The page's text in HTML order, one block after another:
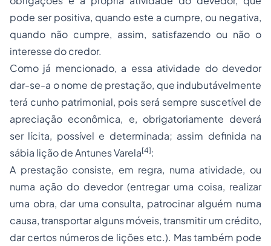
pode ser positiva, quando este a cumpre, ou negativa,
quando não cumpre, assim, satisfazendo ou não o
interesse do credor.
Como já mencionado, a essa atividade do devedor
dar-se-a o nome de prestação, que indubutávelmente
terá cunho patrimonial, pois será sempre suscetível de
apreciação econômica, e, obrigatoriamente deverá
ser lícita, possível e determinada; assim definida na
sábia lição de Antunes Varela[4]:
A prestação consiste, em regra, numa atividade, ou
numa ação do devedor (entregar uma coisa, realizar
uma obra, dar uma consulta, patrocinar alguém numa
causa, transportar alguns móveis, transmitir um crédito,
dar certos números de lições etc.). Mas também pode